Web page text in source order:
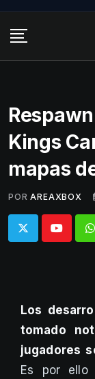
content
Kings
mapas
POR AREAXBOX
Los
tomado
jugadores
Es por ello